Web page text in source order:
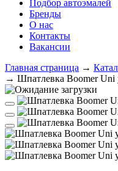
Подбор автоэмалей
Бренды
О нас
Контакты
Вакансии
Главная страница →
→ Шпатлевка Boomer Uni